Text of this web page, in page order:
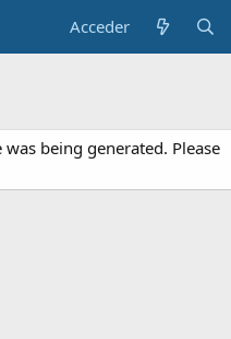
Acceder
being generated. Please